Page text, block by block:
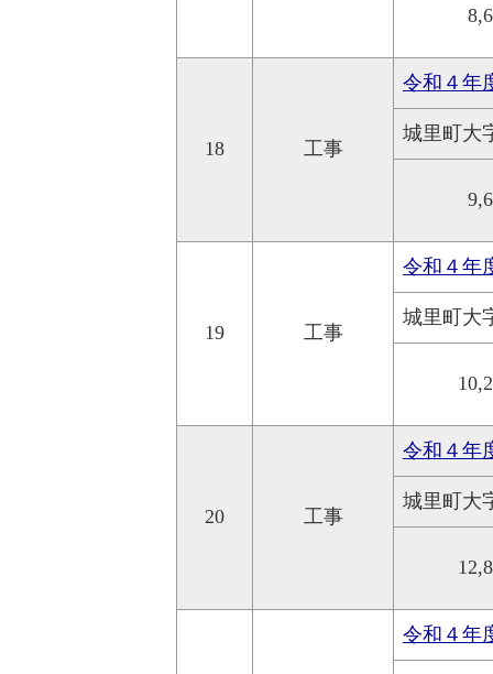
18 工事
令和４
城里町大
19 工事
令和４年
城里町大
20 工事
令和４年
城里町
令和４年